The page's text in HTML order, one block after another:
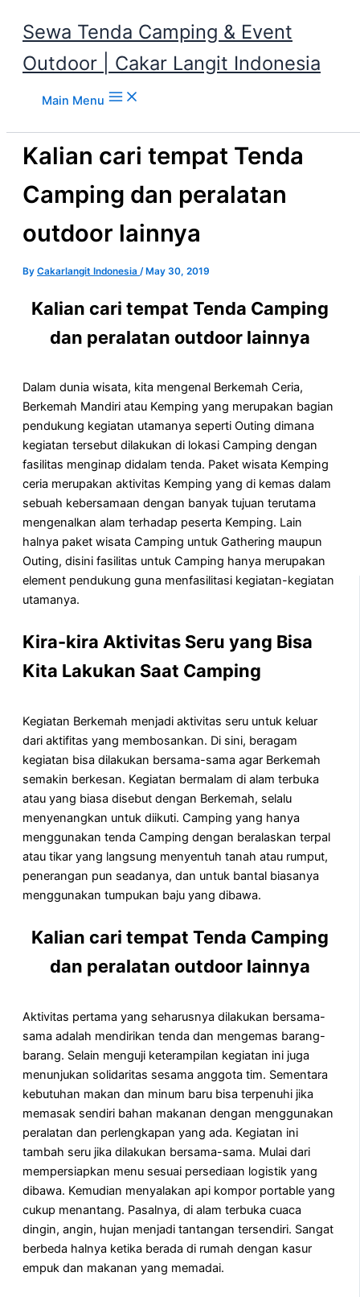
Sewa Tenda Camping & Event
Outdoor | Cakar Langit Indonesia
Main Menu
Kalian cari tempat Tenda
Camping dan peralatan
outdoor lainnya
By Cakarlangit Indonesia / May 30, 2019
Kalian cari tempat Tenda Camping
dan peralatan outdoor lainnya
Dalam dunia wisata, kita mengenal Berkemah Ceria,
Berkemah Mandiri atau Kemping yang merupakan bagian
pendukung kegiatan utamanya seperti Outing dimana
kegiatan tersebut dilakukan di lokasi Camping dengan
fasilitas menginap didalam tenda. Paket wisata Kemping
ceria merupakan aktivitas Kemping yang di kemas dalam
sebuah kebersamaan dengan banyak tujuan terutama
mengenalkan alam terhadap peserta Kemping. Lain
halnya paket wisata Camping untuk Gathering maupun
Outing, disini fasilitas untuk Camping hanya merupakan
element pendukung guna menfasilitasi kegiatan-kegiatan
utamanya.
Kira-kira Aktivitas Seru yang Bisa
Kita Lakukan Saat Camping
Kegiatan Berkemah menjadi aktivitas seru untuk keluar
dari aktifitas yang membosankan. Di sini, beragam
kegiatan bisa dilakukan bersama-sama agar Berkemah
semakin berkesan. Kegiatan bermalam di alam terbuka
atau yang biasa disebut dengan Berkemah, selalu
menyenangkan untuk diikuti. Camping yang hanya
menggunakan tenda Camping dengan beralaskan terpal
atau tikar yang langsung menyentuh tanah atau rumput,
penerangan pun seadanya, dan untuk bantal biasanya
menggunakan tumpukan baju yang dibawa.
Kalian cari tempat Tenda Camping
dan peralatan outdoor lainnya
Aktivitas pertama yang seharusnya dilakukan bersama-
sama adalah mendirikan tenda dan mengemas barang-
barang. Selain menguji keterampilan kegiatan ini juga
menunjukan solidaritas sesama anggota tim. Sementara
kebutuhan makan dan minum baru bisa terpenuhi jika
memasak sendiri bahan makanan dengan menggunakan
peralatan dan perlengkapan yang ada. Kegiatan ini
tambah seru jika dilakukan bersama-sama. Mulai dari
mempersiapkan menu sesuai persediaan logistik yang
dibawa. Kemudian menyalakan api kompor portable yang
cukup menantang. Pasalnya, di alam terbuka cuaca
dingin, angin, hujan menjadi tantangan tersendiri. Sangat
berbeda halnya ketika berada di rumah dengan kasur
empuk dan makanan yang memadai.